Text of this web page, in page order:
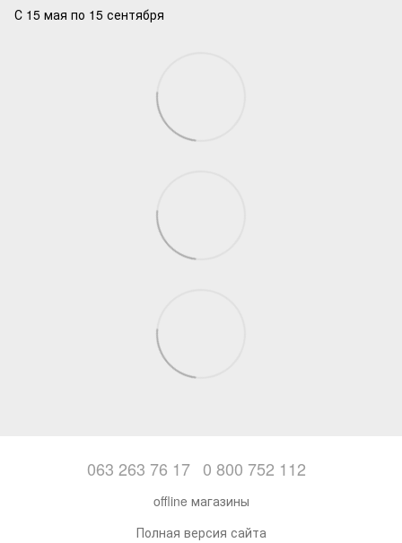
С 15 мая по 15 сентября
063 263 76 17 0 800 752 112
offline магазины
Полная версия сайта